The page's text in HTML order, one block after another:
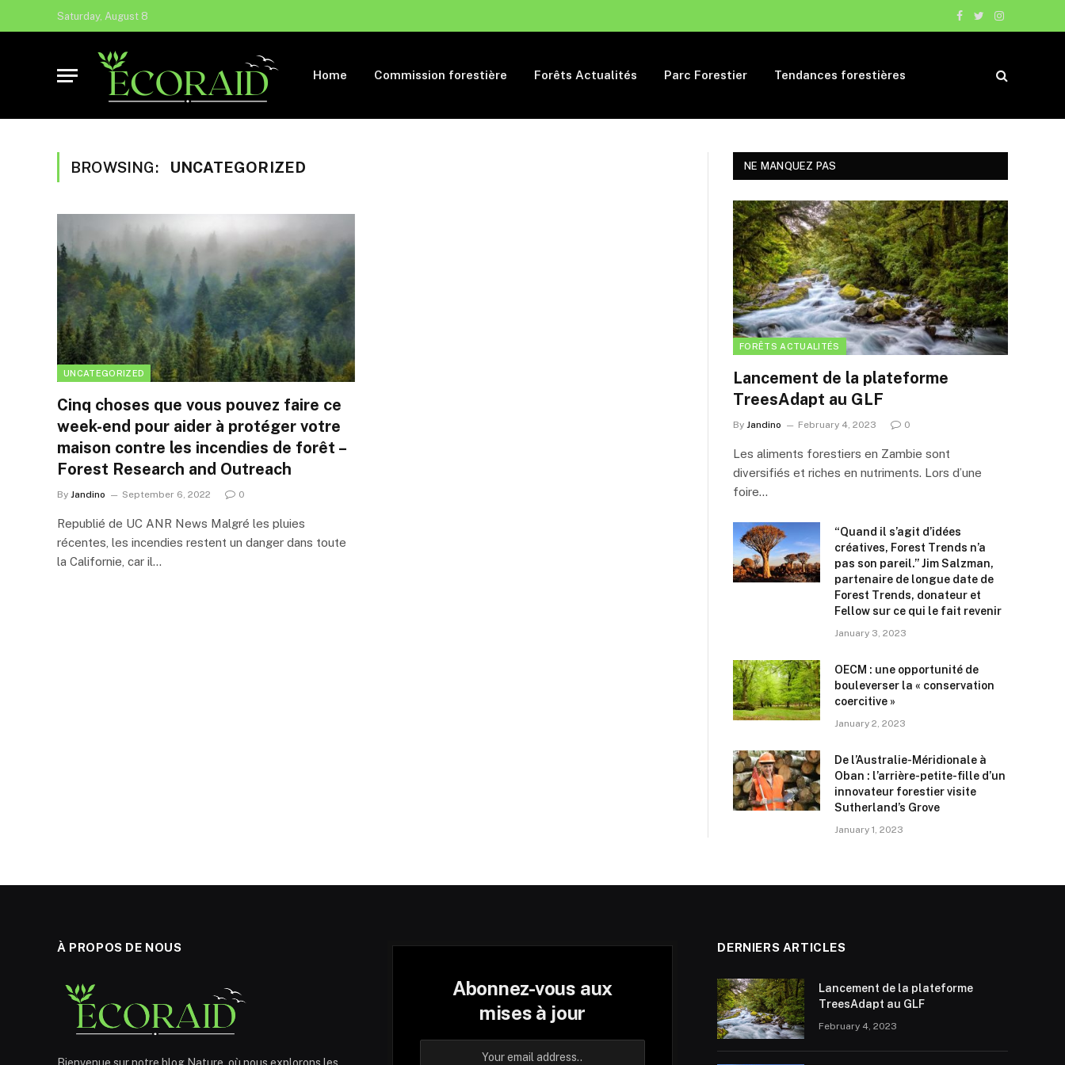
Saturday, August 8
Facebook
TwitterInstagram
Home Commission forestière Forêts Actualités Parc Forestier Tendances forestières
BROWSING: UNCATEGORIZED
UNCATEGORIZED
Cinq choses que vous pouvez faire ce
week-end pour aider à protéger votre
maison contre les incendies de forêt –
Forest Research and Outreach
By Jandino September 6, 2022 0
Republié de UC ANR News Malgré les pluies
récentes, les incendies restent un danger dans toute
la Californie, car il…
NE MANQUEZ PAS
FORÊTS ACTUALITÉS
Lancement de la plateforme
TreesAdapt au GLF
By Jandino February 4, 2023 0
Les aliments forestiers en Zambie sont
diversifiés et riches en nutriments. Lors d’une
foire…
“Quand il s’agit d’idées
créatives, Forest Trends n’a
pas son pareil.” Jim Salzman,
partenaire de longue date de
Forest Trends, donateur et
Fellow sur ce qui le fait revenir
January 3, 2023
OECM : une opportunité de
bouleverser la « conservation
coercitive »
January 2, 2023
De l’Australie-Méridionale à
Oban : l’arrière-petite-fille d’un
innovateur forestier visite
Sutherland’s Grove
January 1, 2023
À PROPOS DE NOUS
Abonnez-vous aux
mises à jour
DERNIERS ARTICLES
Lancement de la plateforme
TreesAdapt au GLF
February 4, 2023